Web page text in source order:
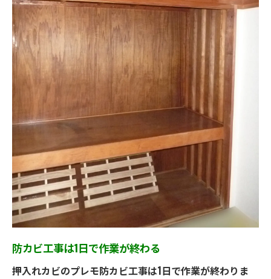
防カビ工事は1日で作業が終わる
押入れカビのプレモ防カビ工事は1日で作業が終わりま